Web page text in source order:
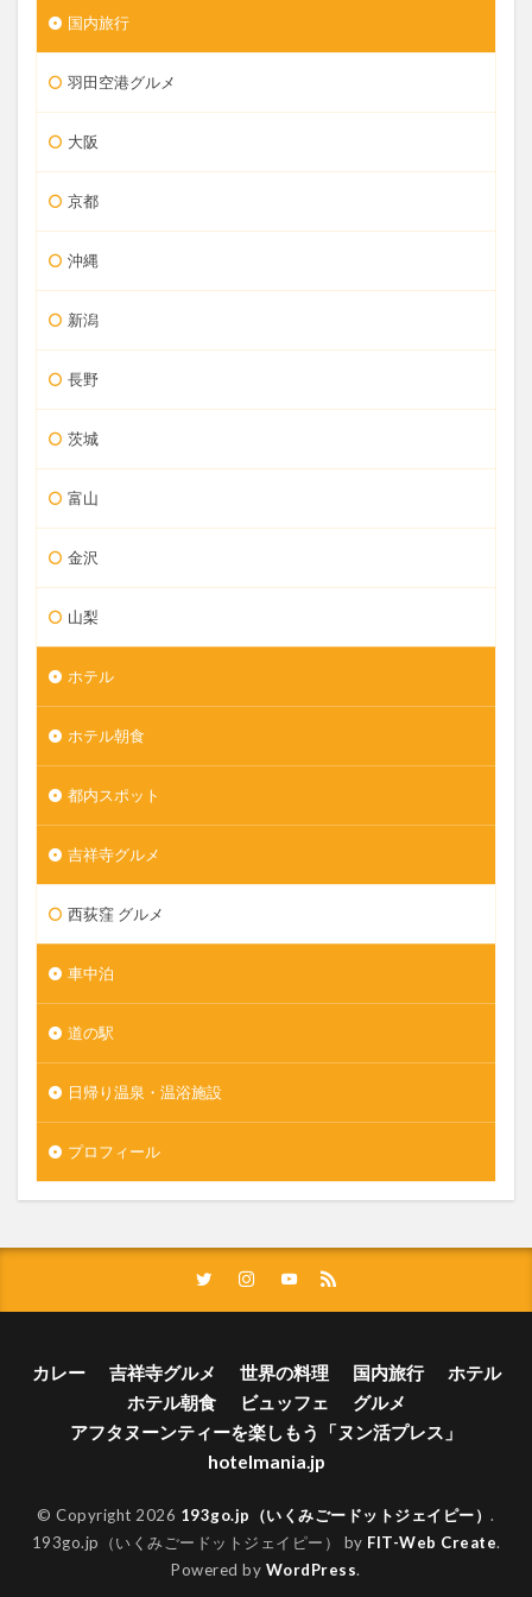
国内旅行
羽田空港グルメ
大阪
京都
沖縄
新潟
長野
茨城
富山
金沢
山梨
ホテル
ホテル朝食
都内スポット
吉祥寺グルメ
西荻窪 グルメ
車中泊
道の駅
日帰り温泉・温浴施設
プロフィール
カレー 吉祥寺グルメ 世界の料理 国内旅行
ホテル
ホテル朝食
ビュッフェ
グルメ
アフタヌーンティーを楽しもう「ヌン活プレス」
hotelmania.jp
© Copyright 2026 193go.jp（いくみごードットジェイピー）.
193go.jp（いくみごードットジェイピー） by FIT-Web Create.
Powered by WordPress.